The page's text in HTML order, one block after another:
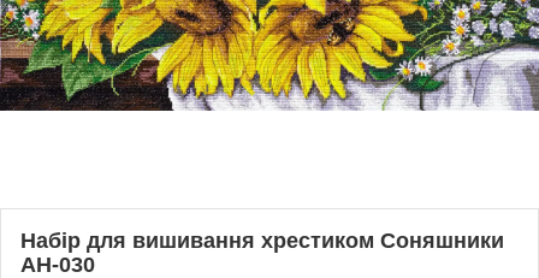
Набір для вишивання хрестиком Соняшники
АН-030